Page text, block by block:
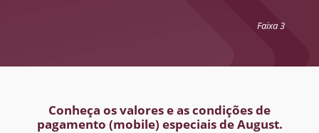
Faixa 3
Conheça os valores e as condições de
pagamento (mobile) especiais de August.